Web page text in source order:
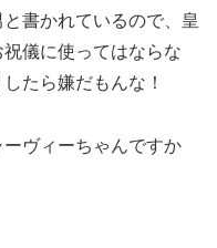
書かれているので、皇
儀に使ってはならな
たら嫌だもんな！
ヴィーちゃんですか